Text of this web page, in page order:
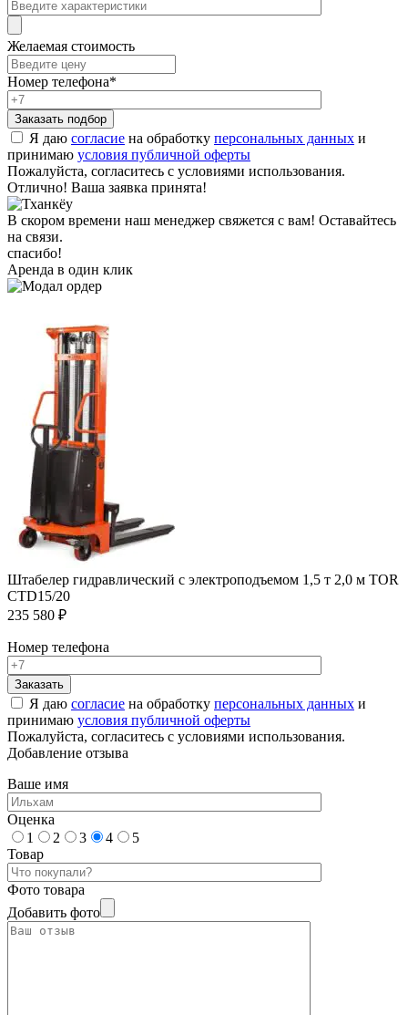
Желаемая стоимость
Номер телефона*
Я даю согласие на обработку персональных данных и
принимаю условия публичной оферты
Пожалуйста, согласитесь с условиями использования.
Отлично! Ваша заявка принята!
В скором времени наш менеджер свяжется с вам! Оставайтесь
на связи.
спасибо!
Аренда в один клик
Штабелер гидравлический с электроподъемом 1,5 т 2,0 м TOR
CTD15/20
235 580 ₽
Номер телефона
Я даю согласие на обработку персональных данных и
принимаю условия публичной оферты
Пожалуйста, согласитесь с условиями использования.
Добавление отзыва
Ваше имя
Оценка
1
2 3 4
5
Товар
Фото товара
Добавить фото